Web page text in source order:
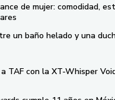
de mujer: comodidad,
un baño helado y una
TAF con la XT-Whisper